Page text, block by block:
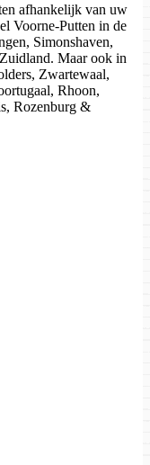
afhankelijk van uw
Voorne-Putten in de
Simonshaven,
Maar ook in
Zwartewaal,
Rhoon,
Rozenburg &